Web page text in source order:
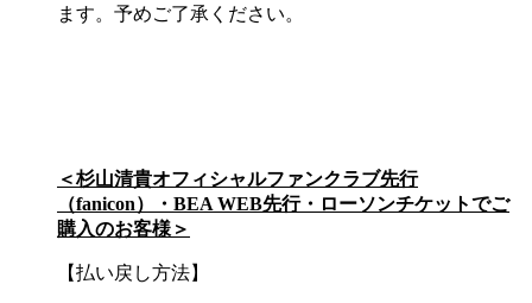
ます。予めご了承ください。
＜杉山清貴オフィシャルファンクラブ先行
（fanicon）・BEA WEB先行・ローソンチケットでご
購入のお客様＞
【払い戻し方法】